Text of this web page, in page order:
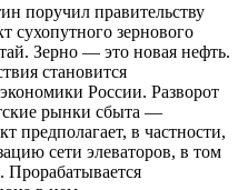
поручил правительству
сухопутного зернового
Зерно — это новая нефть.
становится
России. Разворот
рынки сбыта —
предполагает, в частности,
сети элеваторов, в том
Прорабатывается